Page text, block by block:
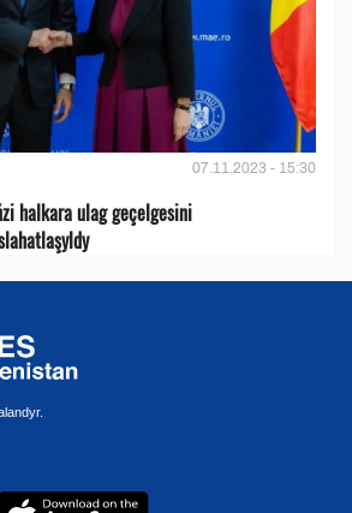
07.11.2023 - 15:30
halkara ulag geçelgesini